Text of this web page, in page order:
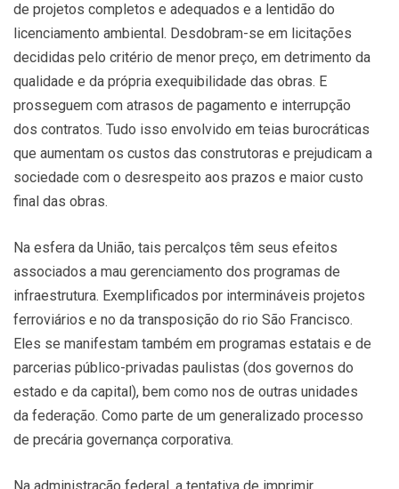
de projetos completos e adequados e a lentidão do
licenciamento ambiental. Desdobram-se em licitações
decididas pelo critério de menor preço, em detrimento da
qualidade e da própria exequibilidade das obras. E
prosseguem com atrasos de pagamento e interrupção
dos contratos. Tudo isso envolvido em teias burocráticas
que aumentam os custos das construtoras e prejudicam a
sociedade com o desrespeito aos prazos e maior custo
final das obras.
Na esfera da União, tais percalços têm seus efeitos
associados a mau gerenciamento dos programas de
infraestrutura. Exemplificados por intermináveis projetos
ferroviários e no da transposição do rio São Francisco.
Eles se manifestam também em programas estatais e de
parcerias público-privadas paulistas (dos governos do
estado e da capital), bem como nos de outras unidades
da federação. Como parte de um generalizado processo
de precária governança corporativa.